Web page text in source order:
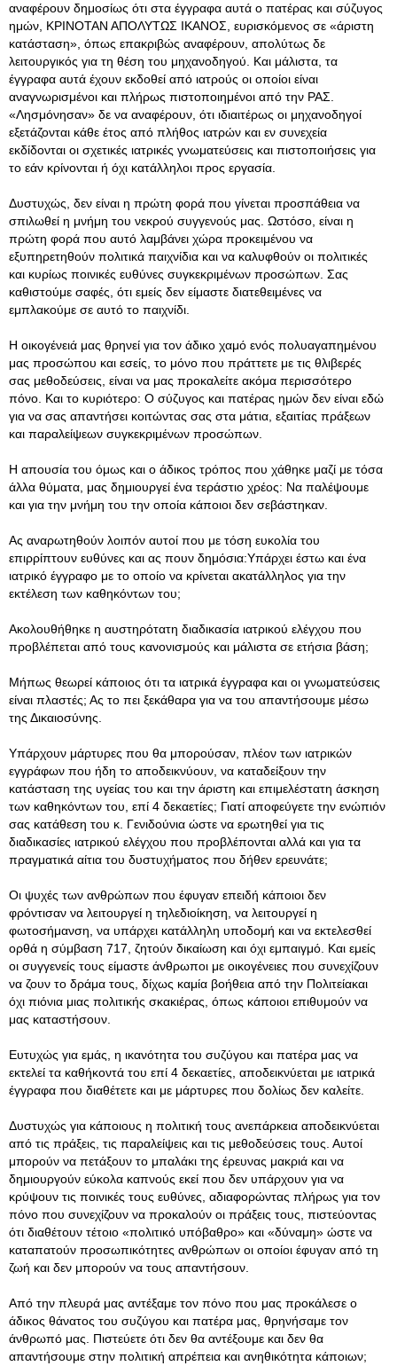
αναφέρουν δημοσίως ότι στα έγγραφα αυτά ο πατέρας και σύζυγος
ημών, ΚΡΙΝΟΤΑΝ ΑΠΟΛΥΤΩΣ ΙΚΑΝΟΣ, ευρισκόμενος σε «άριστη
κατάσταση», όπως επακριβώς αναφέρουν, απολύτως δε
λειτουργικός για τη θέση του μηχανοδηγού. Και μάλιστα, τα
έγγραφα αυτά έχουν εκδοθεί από ιατρούς οι οποίοι είναι
αναγνωρισμένοι και πλήρως πιστοποιημένοι από την ΡΑΣ.
«Λησμόνησαν» δε να αναφέρουν, ότι ιδιαιτέρως οι μηχανοδηγοί
εξετάζονται κάθε έτος από πλήθος ιατρών και εν συνεχεία
εκδίδονται οι σχετικές ιατρικές γνωματεύσεις και πιστοποιήσεις για
το εάν κρίνονται ή όχι κατάλληλοι προς εργασία.
Δυστυχώς, δεν είναι η πρώτη φορά που γίνεται προσπάθεια να
σπιλωθεί η μνήμη του νεκρού συγγενούς μας. Ωστόσο, είναι η
πρώτη φορά που αυτό λαμβάνει χώρα προκειμένου να
εξυπηρετηθούν πολιτικά παιχνίδια και να καλυφθούν οι πολιτικές
και κυρίως ποινικές ευθύνες συγκεκριμένων προσώπων. Σας
καθιστούμε σαφές, ότι εμείς δεν είμαστε διατεθειμένες να
εμπλακούμε σε αυτό το παιχνίδι.
Η οικογένειά μας θρηνεί για τον άδικο χαμό ενός πολυαγαπημένου
μας προσώπου και εσείς, το μόνο που πράττετε με τις θλιβερές
σας μεθοδεύσεις, είναι να μας προκαλείτε ακόμα περισσότερο
πόνο. Και το κυριότερο: Ο σύζυγος και πατέρας ημών δεν είναι εδώ
για να σας απαντήσει κοιτώντας σας στα μάτια, εξαιτίας πράξεων
και παραλείψεων συγκεκριμένων προσώπων.
Η απουσία του όμως και ο άδικος τρόπος που χάθηκε μαζί με τόσα
άλλα θύματα, μας δημιουργεί ένα τεράστιο χρέος: Να παλέψουμε
και για την μνήμη του την οποία κάποιοι δεν σεβάστηκαν.
Ας αναρωτηθούν λοιπόν αυτοί που με τόση ευκολία του
επιρρίπτουν ευθύνες και ας πουν δημόσια:Υπάρχει έστω και ένα
ιατρικό έγγραφο με το οποίο να κρίνεται ακατάλληλος για την
εκτέλεση των καθηκόντων του;
Ακολουθήθηκε η αυστηρότατη διαδικασία ιατρικού ελέγχου που
προβλέπεται από τους κανονισμούς και μάλιστα σε ετήσια βάση;
Μήπως θεωρεί κάποιος ότι τα ιατρικά έγγραφα και οι γνωματεύσεις
είναι πλαστές; Ας το πει ξεκάθαρα για να του απαντήσουμε μέσω
της Δικαιοσύνης.
Υπάρχουν μάρτυρες που θα μπορούσαν, πλέον των ιατρικών
εγγράφων που ήδη το αποδεικνύουν, να καταδείξουν την
κατάσταση της υγείας του και την άριστη και επιμελέστατη άσκηση
των καθηκόντων του, επί 4 δεκαετίες; Γιατί αποφεύγετε την ενώπιόν
σας κατάθεση του κ. Γενιδούνια ώστε να ερωτηθεί για τις
διαδικασίες ιατρικού ελέγχου που προβλέπονται αλλά και για τα
πραγματικά αίτια του δυστυχήματος που δήθεν ερευνάτε;
Οι ψυχές των ανθρώπων που έφυγαν επειδή κάποιοι δεν
φρόντισαν να λειτουργεί η τηλεδιοίκηση, να λειτουργεί η
φωτοσήμανση, να υπάρχει κατάλληλη υποδομή και να εκτελεσθεί
ορθά η σύμβαση 717, ζητούν δικαίωση και όχι εμπαιγμό. Και εμείς
οι συγγενείς τους είμαστε άνθρωποι με οικογένειες που συνεχίζουν
να ζουν το δράμα τους, δίχως καμία βοήθεια από την Πολιτείακαι
όχι πιόνια μιας πολιτικής σκακιέρας, όπως κάποιοι επιθυμούν να
μας καταστήσουν.
Ευτυχώς για εμάς, η ικανότητα του συζύγου και πατέρα μας να
εκτελεί τα καθήκοντά του επί 4 δεκαετίες, αποδεικνύεται με ιατρικά
έγγραφα που διαθέτετε και με μάρτυρες που δολίως δεν καλείτε.
Δυστυχώς για κάποιους η πολιτική τους ανεπάρκεια αποδεικνύεται
από τις πράξεις, τις παραλείψεις και τις μεθοδεύσεις τους. Αυτοί
μπορούν να πετάξουν το μπαλάκι της έρευνας μακριά και να
δημιουργούν εύκολα καπνούς εκεί που δεν υπάρχουν για να
κρύψουν τις ποινικές τους ευθύνες, αδιαφορώντας πλήρως για τον
πόνο που συνεχίζουν να προκαλούν οι πράξεις τους, πιστεύοντας
ότι διαθέτουν τέτοιο «πολιτικό υπόβαθρο» και «δύναμη» ώστε να
καταπατούν προσωπικότητες ανθρώπων οι οποίοι έφυγαν από τη
ζωή και δεν μπορούν να τους απαντήσουν.
Από την πλευρά μας αντέξαμε τον πόνο που μας προκάλεσε ο
άδικος θάνατος του συζύγου και πατέρα μας, θρηνήσαμε τον
άνθρωπό μας. Πιστεύετε ότι δεν θα αντέξουμε και δεν θα
απαντήσουμε στην πολιτική απρέπεια και ανηθικότητα κάποιων;